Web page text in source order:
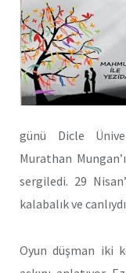
günü Dicle
Murathan
sergiledi. 29
kalabalık ve
Oyun düşman iki